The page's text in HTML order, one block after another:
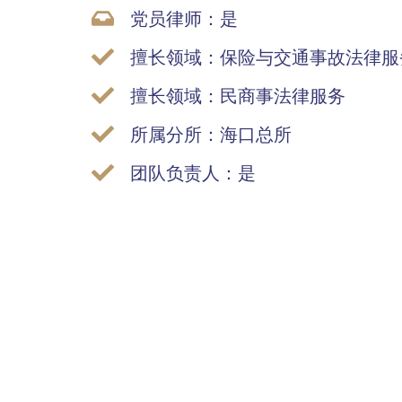
党员律师：是
擅长领域：保险与交通事故法律
擅长领域：民商事法律服务
所属分所：海口总所
团队负责人：是